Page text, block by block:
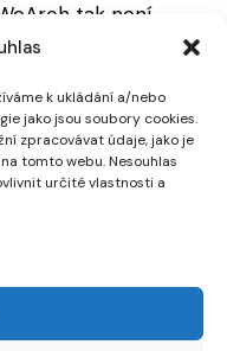
k ukládání a/nebo
jako jsou soubory cookies.
zpracovávat údaje, jako je
tomto webu. Nesouhlas
určité vlastnosti a
tak není
strategie, která
ateliéru v
profesionální
vysvětlení
okamžitě použít.